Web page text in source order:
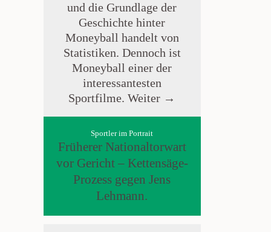
und die Grundlage der
Geschichte hinter
Moneyball handelt von
Statistiken. Dennoch ist
Moneyball einer der
interessantesten
Sportfilme. Weiter →
Sportler im Portrait
Früherer Nationaltorwart
vor Gericht – Kettensäge-
Prozess gegen Jens
Lehmann.